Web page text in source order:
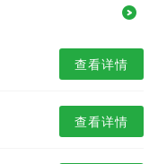
查看详情
查看详情